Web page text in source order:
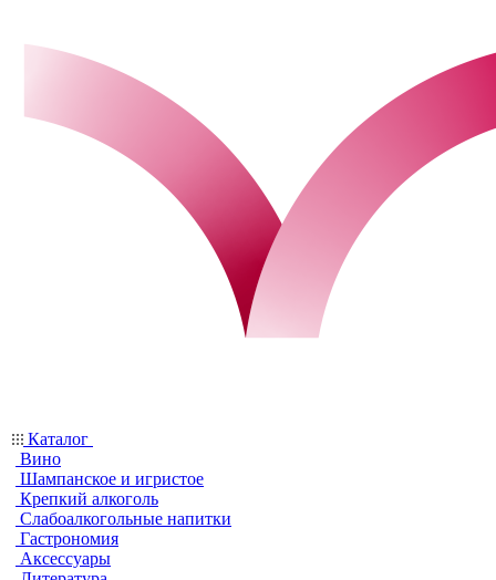
Каталог
Вино
Шампанское и игристое
Крепкий алкоголь
Слабоалкогольные напитки
Гастрономия
Аксессуары